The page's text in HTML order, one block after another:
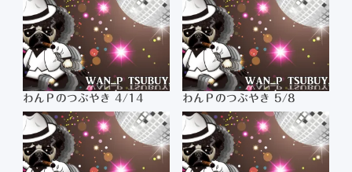
わんＰのつぶやき 4/14 わんＰのつぶやき 5/8